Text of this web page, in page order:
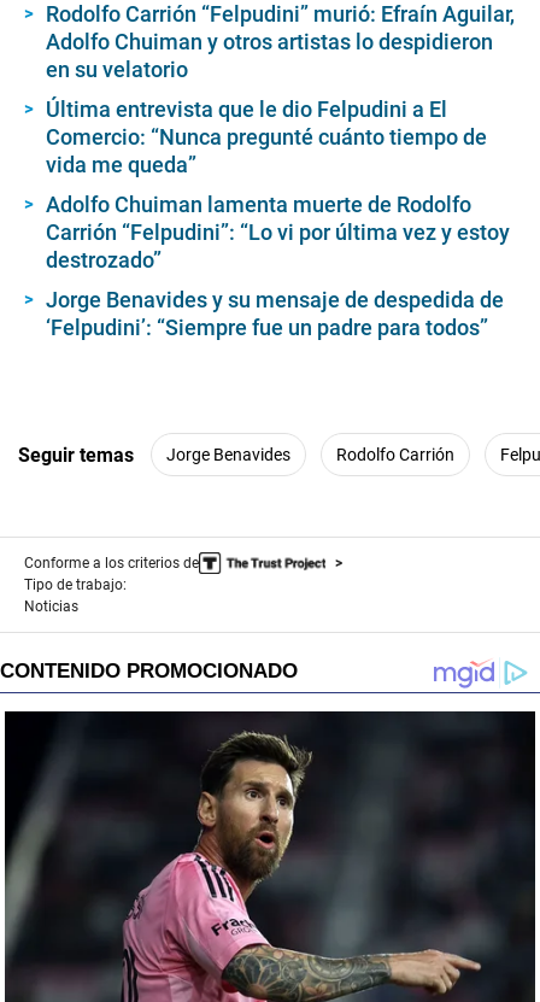
m
e
s
d
Rodolfo Carrión “Felpudini” murió: Efraín Aguilar,
Adolfo Chuiman y otros artistas lo despidieron
en su velatorio
Última entrevista que le dio Felpudini a El
Comercio: “Nunca pregunté cuánto tiempo de
vida me queda”
Adolfo Chuiman lamenta muerte de Rodolfo
Carrión “Felpudini”: “Lo vi por última vez y estoy
destrozado”
Jorge Benavides y su mensaje de despedida de
‘Felpudini’: “Siempre fue un padre para todos”
Seguir temas Jorge Benavides Rodolfo Carrión
Conforme a los criterios de
Tipo de trabajo:
Noticias